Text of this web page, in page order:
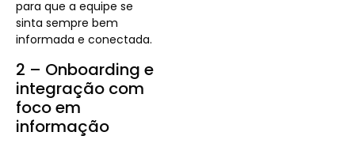
para que a equipe se
sinta sempre bem
informada e conectada.
2 – Onboarding e
integração com
foco em
informação